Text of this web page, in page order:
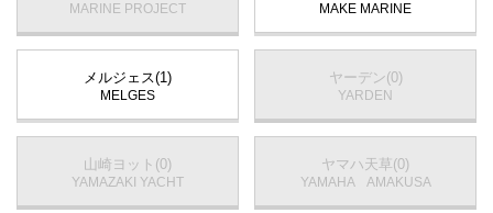
MARINE PROJECT MAKE MARINE
メルジェス(1)
MELGES
ヤーデン(0)
YARDEN
山崎ヨット(0)
YAMAZAKI YACHT
ヤマハ天草(0)
YAMAHA AMAKUSA